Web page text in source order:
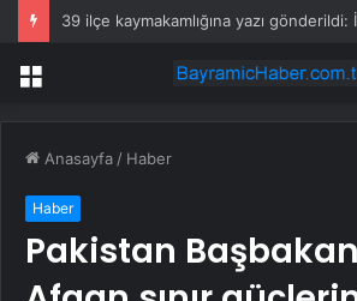
Menü
Anasayfa / Haber
Haber
Pakistan